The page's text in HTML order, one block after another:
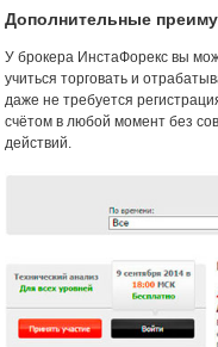
Дополнительные
У брокера ИнстаФорекс вы
учиться торговать и
даже не требуется
счётом в любой момент без
действий.